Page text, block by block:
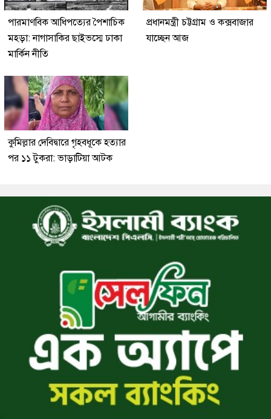
পারমাণবিক আধিপত্যের পৈশাচিক
মহড়া: নাগাসাকির ছাইভস্মে ঢাকা
মার্কিন নীতি
প্রধানমন্ত্রী চট্টগ্রাম ও কক্সবাজার
যাচ্ছেন আজ
কুমিল্লার দেবিদ্বারে গৃহবধূকে হত্যার
পর ১১ টুকরা: ভাড়াটিয়া আটক